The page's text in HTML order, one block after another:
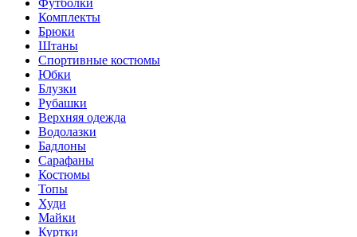
Футболки
Комплекты
Брюки
Штаны
Спортивные костюмы
Юбки
Блузки
Рубашки
Верхняя одежда
Водолазки
Бадлоны
Сарафаны
Костюмы
Топы
Худи
Майки
Куртки